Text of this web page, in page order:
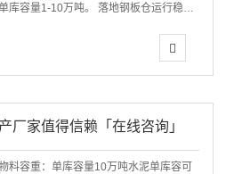
库容量1-10万吨。 落地钢板仓运行稳定
厂家值得信赖「在线咨询」
料容重：单库容量10万吨水泥单库容可